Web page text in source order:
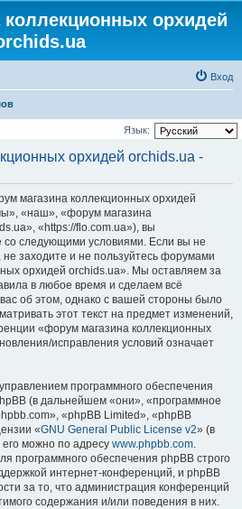
орхидей
Вход
Язык:
орхидей orchids.ua -
магазина коллекционных орхидей
«наш», «форум магазина
«https://flo.com.ua»), вы
со следующими условиями. Если вы не
заходите и не пользуйтесь форумами
орхидей orchids.ua». Мы оставляем за
в любое время и сделаем всё
об этом, однако с вашей стороны было
этот текст на предмет изменений,
«форум магазина коллекционных
исправления условий означает
программного обеспечения
(в дальнейшем «они», «программное
«phpBB Limited», «phpBB
«GNU General Public License v2» (в
можно по адресу www.phpbb.com.
программного обеспечения phpBB строго
интернет-конференций, и phpBB
за то, что администрация конференций
содержания и/или поведения в них.